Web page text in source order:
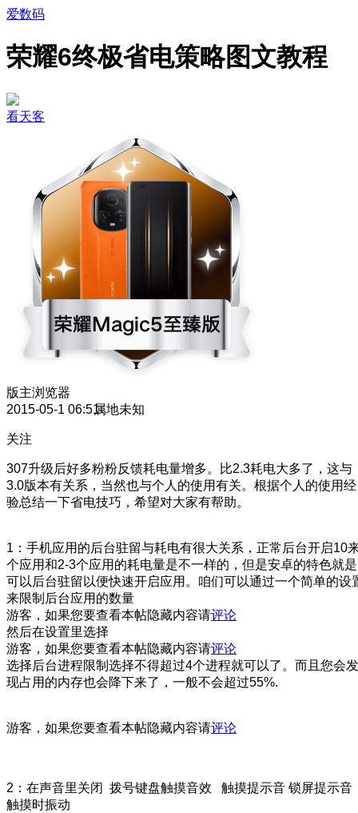
爱数码
荣耀6终极省电策略图文教程
看天客
版主浏览器
2015-05-1 06:51属地未知
关注
307升级后好多粉粉反馈耗电量增多。比2.3耗电大多了，这与
3.0版本有关系，当然也与个人的使用有关。根据个人的使用经
验总结一下省电技巧，希望对大家有帮助。
1：手机应用的后台驻留与耗电有很大关系，正常后台开启10
个应用和2-3个应用的耗电量是不一样的，但是安卓的特色就是
可以后台驻留以便快速开启应用。咱们可以通过一个简单的设
来限制后台应用的数量
游客，如果您要查看本帖隐藏内容请评论
然后在设置里选择
游客，如果您要查看本帖隐藏内容请评论
选择后台进程限制选择不得超过4个进程就可以了。而且您会发
现占用的内存也会降下来了，一般不会超过55%.
游客，如果您要查看本帖隐藏内容请评论
2：在声音里关闭 拨号键盘触摸音效 触摸提示音 锁屏提示音
触摸时振动